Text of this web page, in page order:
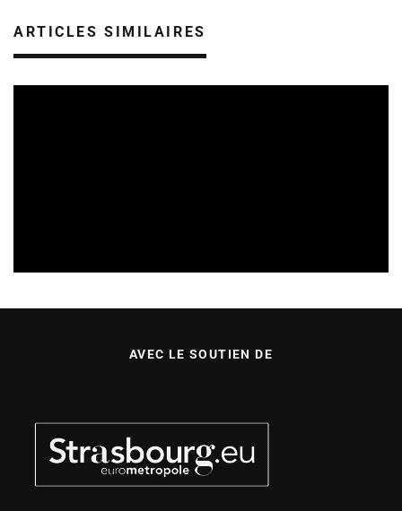
ARTICLES SIMILAIRES
AVEC LE SOUTIEN DE